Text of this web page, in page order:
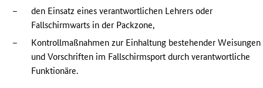
–
den Einsatz eines verantwortlichen Lehrers oder
Fallschirmwarts in der Packzone,
–
Kontrollmaßnahmen zur Einhaltung bestehender Weisungen
und Vorschriften im Fallschirmsport durch verantwortliche
Funktionäre.